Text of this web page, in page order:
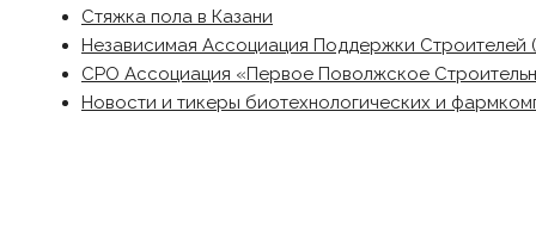
Стяжка пола в Казани
Независимая Ассоциация Поддержки Строителей
СРО Ассоциация «Первое Поволжское
Новости и тикеры биотехнологических и